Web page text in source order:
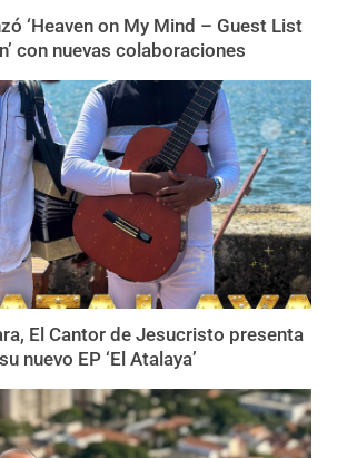
‘Heaven on My Mind – Guest List
con nuevas colaboraciones
El Cantor de Jesucristo presenta
su nuevo EP ‘El Atalaya’